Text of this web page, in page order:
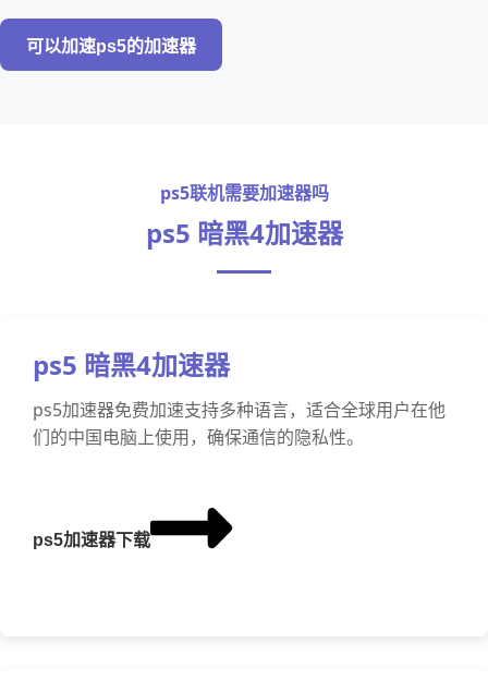
可以加速ps5的加速器
ps5联机需要加速器吗
ps5 暗黑4加速器
ps5 暗黑4加速器
ps5加速器免费加速支持多种语言，适合全球用户在他
们的中国电脑上使用，确保通信的隐私性。
ps5加速器下载